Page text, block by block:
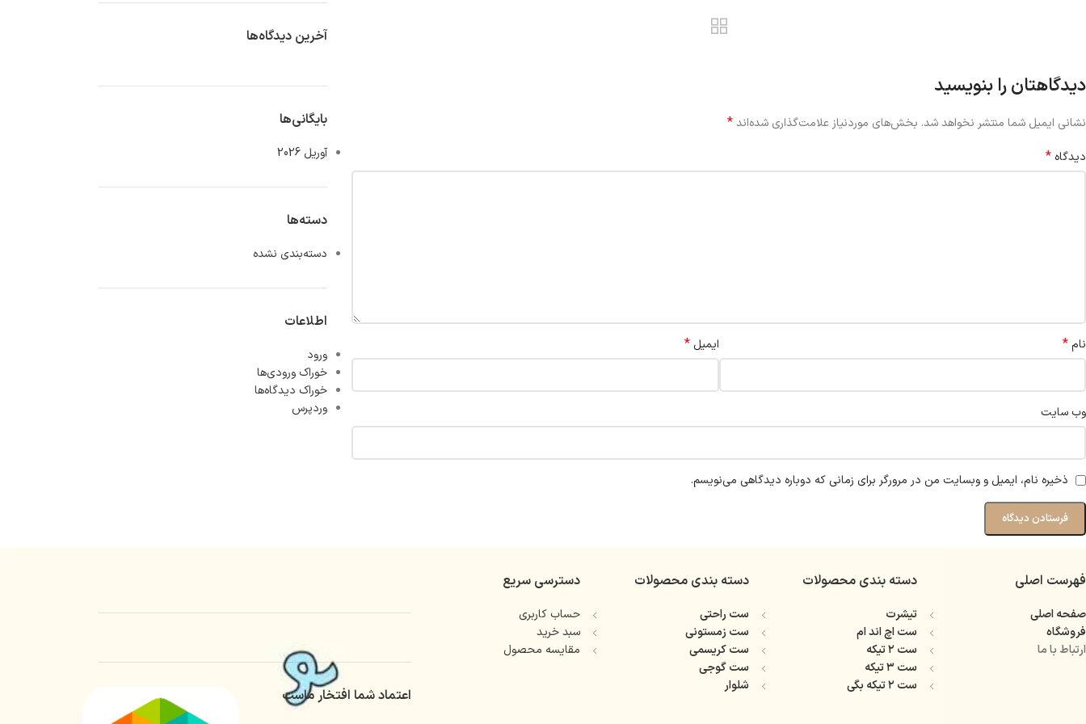
دیدگاهتان را بنویسید
نشانی ایمیل شما منتشر نخواهد شد. بخش‌های موردنیاز علامت‌گذاری شده‌اند*
دیدگاه *
نام* ایمیل*
وب‌ سایت
ذخیره نام، ایمیل و وبسایت من در مرورگر برای زمانی که دوباره دیدگاهی می‌نویسم.
آخرین دیدگاه‌ها
بایگانی‌ها
آوریل 2026
دسته‌ها
دسته‌بندی نشده
اطلاعات
ورود
خوراک ورودی‌ها
خوراک دیدگاه‌ها
وردپرس
فهرست اصلی
صفحه اصلی
فروشگاه
ارتباط با ما
دسته بندی محصولات
تیشرت
ست اچ اند ام
ست ۲ تیکه
ست ۳ تیکه
ست ۲ تیکه بگی
دسته بندی محصولات
ست راحتی
ست زمستونی
ست کریسمی
ست گوجی
شلوار
دسترسی سریع
حساب کاربری
سبد خرید
مقایسه محصول
اعتماد شما افتخار ماست